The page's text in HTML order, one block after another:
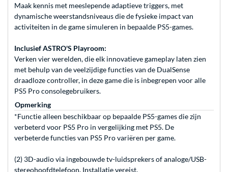
Maak kennis met meeslepende adaptieve triggers, met
dynamische weerstandsniveaus die de fysieke impact van
activiteiten in de game simuleren in bepaalde PS5-games.
Inclusief ASTRO'S Playroom:
Verken vier werelden, die elk innovatieve gameplay laten zien
met behulp van de veelzijdige functies van de DualSense
draadloze controller, in deze game die is inbegrepen voor alle
PS5 Pro consolegebruikers.
Opmerking
*Functie alleen beschikbaar op bepaalde PS5-games die zijn
verbeterd voor PS5 Pro in vergelijking met PS5. De
verbeterde functies van PS5 Pro variëren per game.
(2) 3D-audio via ingebouwde tv-luidsprekers of analoge/USB-
stereohoofdtelefoon. Installatie vereist.